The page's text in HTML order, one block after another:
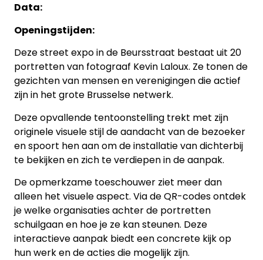
Data:
Openingstijden:
Deze street expo in de Beursstraat bestaat uit 20
portretten van fotograaf Kevin Laloux. Ze tonen de
gezichten van mensen en verenigingen die actief
zijn in het grote Brusselse netwerk.
Deze opvallende tentoonstelling trekt met zijn
originele visuele stijl de aandacht van de bezoeker
en spoort hen aan om de installatie van dichterbij
te bekijken en zich te verdiepen in de aanpak.
De opmerkzame toeschouwer ziet meer dan
alleen het visuele aspect. Via de QR-codes ontdek
je welke organisaties achter de portretten
schuilgaan en hoe je ze kan steunen. Deze
interactieve aanpak biedt een concrete kijk op
hun werk en de acties die mogelijk zijn.